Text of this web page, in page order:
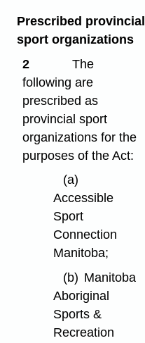
Prescribed provincial
sport organizations
2
The
following are
prescribed as
provincial sport
organizations for the
purposes of the Act:
(a)
Accessible
Sport
Connection
Manitoba;
(b) Manitoba
Aboriginal
Sports &
Recreation